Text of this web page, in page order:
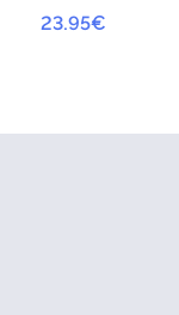
23.95€